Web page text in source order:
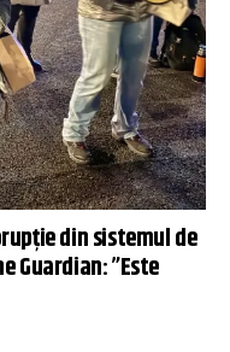
din sistemul de
Guardian: ”Este